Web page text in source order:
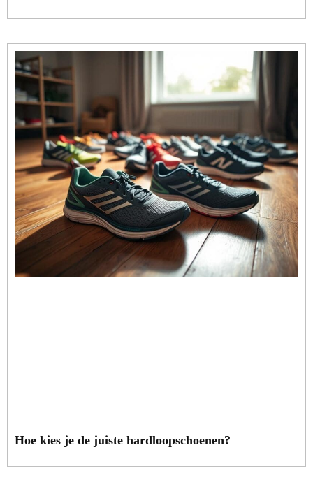
Hoe kies je de juiste hardloopschoenen?